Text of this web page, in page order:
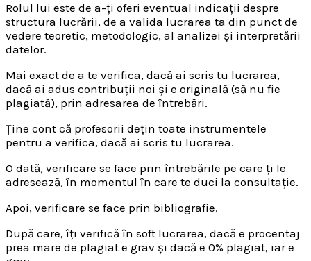
Rolul lui este de a-ți oferi eventual indicații despre
structura lucrării, de a valida lucrarea ta din punct de
vedere teoretic, metodologic, al analizei și interpretării
datelor.
Mai exact de a te verifica, dacă ai scris tu lucrarea,
dacă ai adus contribuții noi și e originală (să nu fie
plagiată), prin adresarea de întrebări.
Ține cont că profesorii dețin toate instrumentele
pentru a verifica, dacă ai scris tu lucrarea.
O dată, verificare se face prin întrebările pe care ți le
adresează, în momentul în care te duci la consultație.
Apoi, verificare se face prin bibliografie.
După care, îți verifică în soft lucrarea, dacă e procentaj
prea mare de plagiat e grav și dacă e 0% plagiat, iar e